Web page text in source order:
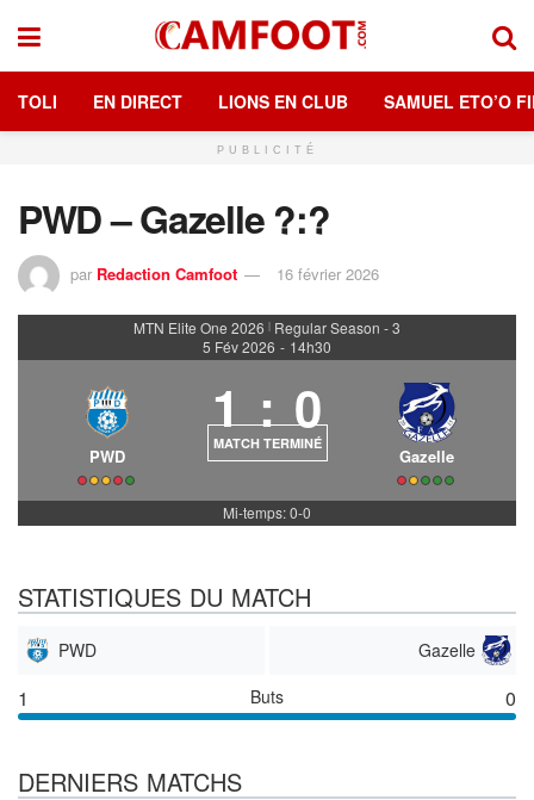
TOLI EN DIRECT LIONS EN CLUB SAMUEL ETO’O
PUBLICITÉ
PWD – Gazelle ?:?
par Redaction Camfoot 16 février 2026
MTN Elite One 2026 | Regular Season - 3
5 Fév 2026 - 14h30
PWD
1 : 0
MATCH TERMINÉ
Gazelle
Mi-temps: 0-0
STATISTIQUES DU MATCH
PWD Gazelle
1 Buts 0
DERNIERS MATCHS